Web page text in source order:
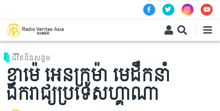
ជីវិតនិងសង្គម
ខ្វាម៉េ អេនក្រូម៉ា មេដឹកនាំ
ឯករាជ្យប្រទេសហ្គាណា